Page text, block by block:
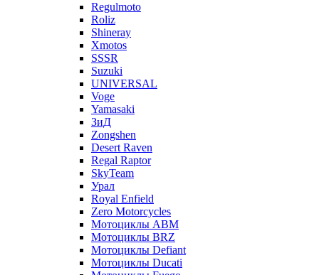
Regulmoto
Roliz
Shineray
Xmotos
SSSR
Suzuki
UNIVERSAL
Voge
Yamasaki
ЗиД
Zongshen
Desert Raven
Regal Raptor
SkyTeam
Урал
Royal Enfield
Zero Motorcycles
Мотоциклы ABM
Мотоциклы BRZ
Мотоциклы Defiant
Мотоциклы Ducati